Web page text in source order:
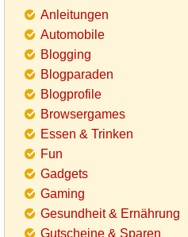
Anleitungen
Automobile
Blogging
Blogparaden
Blogprofile
Browsergames
Essen & Trinken
Fun
Gadgets
Gaming
Gesundheit & Ernährung
Gutscheine & Sparen